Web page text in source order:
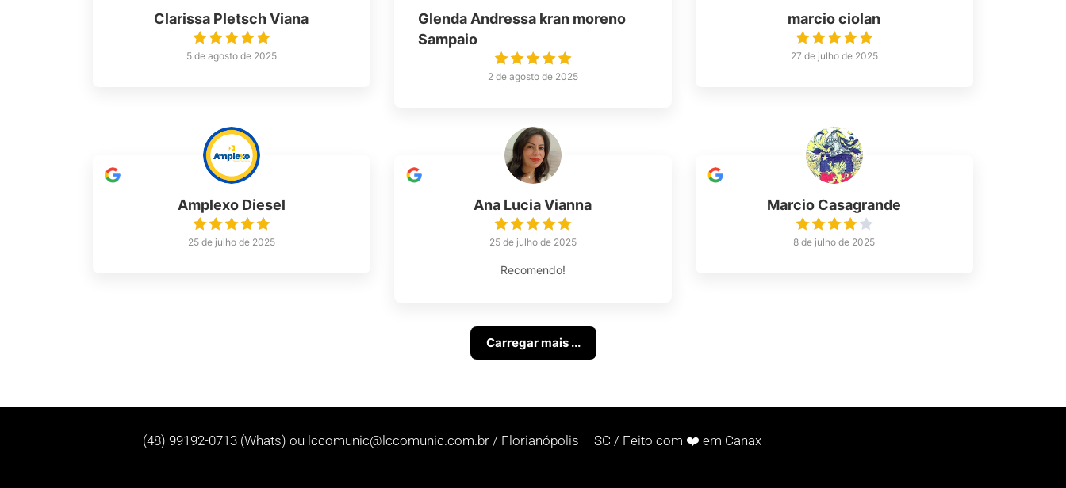
Clarissa Pletsch Viana
5 de agosto de 2025
Glenda Andressa kran moreno
Sampaio
2 de agosto de 2025
marcio ciolan
27 de julho de 2025
Amplexo Diesel
25 de julho de 2025
Ana Lucia Vianna
25 de julho de 2025
Recomendo!
Marcio Casagrande
8 de julho de 2025
Carregar mais ...
(48) 99192-0713 (Whats) ou lccomunic@lccomunic.com.br / Florianópolis – SC / Feito com ❤️ em Canax